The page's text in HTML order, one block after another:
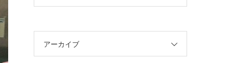
アーカイブ